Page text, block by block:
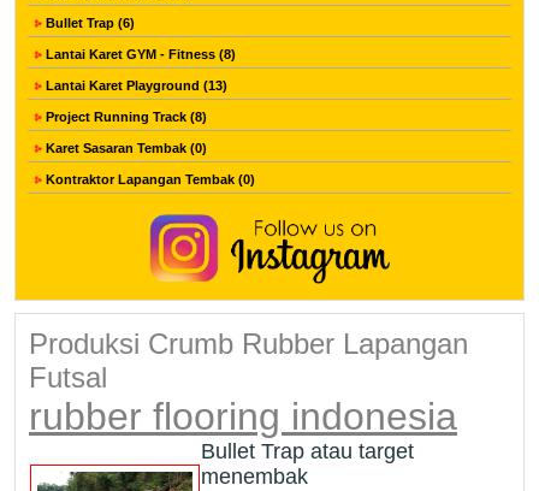
Bullet Trap (6)
Lantai Karet GYM - Fitness (8)
Lantai Karet Playground (13)
Project Running Track (8)
Karet Sasaran Tembak (0)
Kontraktor Lapangan Tembak (0)
Produksi Crumb Rubber Lapangan
Futsal
rubber flooring indonesia
Bullet Trap atau target
menembak